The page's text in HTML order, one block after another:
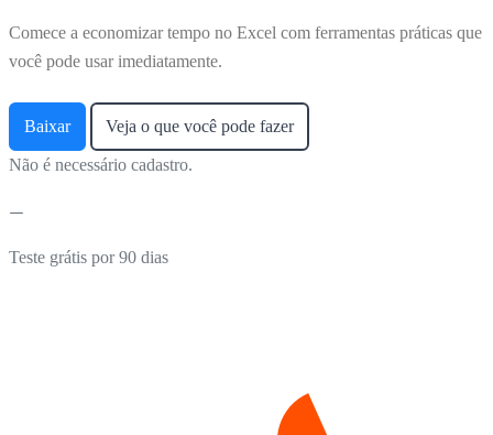
Comece a economizar tempo no Excel com ferramentas práticas que
você pode usar imediatamente.
Baixar Veja o que você pode fazer
Não é necessário cadastro.
Teste grátis por 90 dias